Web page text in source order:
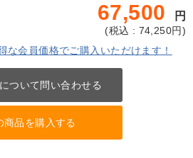
67,500 円
(税込 : 74,250円)
な会員価格でご購入いただけます！
ついて問い合わせる
商品を購入する